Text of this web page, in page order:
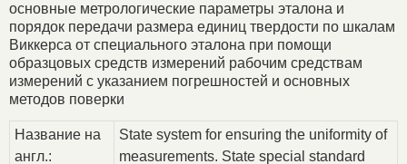
основные метрологические параметры эталона и
порядок передачи размера единиц твердости по шкалам
Виккерса от специального эталона при помощи
образцовых средств измерений рабочим средствам
измерений с указанием погрешностей и основных
методов поверки
Название на
англ.:
State system for ensuring the uniformity of
measurements. State special standard